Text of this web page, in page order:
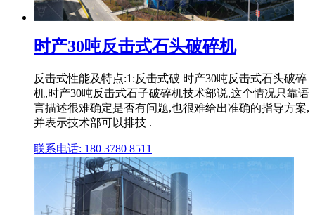
时产30吨反击式石头破碎机
反击式性能及特点:1:反击式破 时产30吨反击式石头破碎
机,时产30吨反击式石子破碎机技术部说,这个情况只靠语
言描述很难确定是否有问题,也很难给出准确的指导方案,
并表示技术部可以排技 .
联系电话: 180 3780 8511